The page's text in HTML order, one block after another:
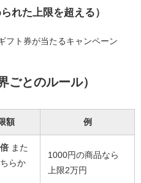
れた上限を超える）
フト券が当たるキャンペーン
ごとのルール）
額 例
また
ちらか
1000円の商品なら
上限2万円